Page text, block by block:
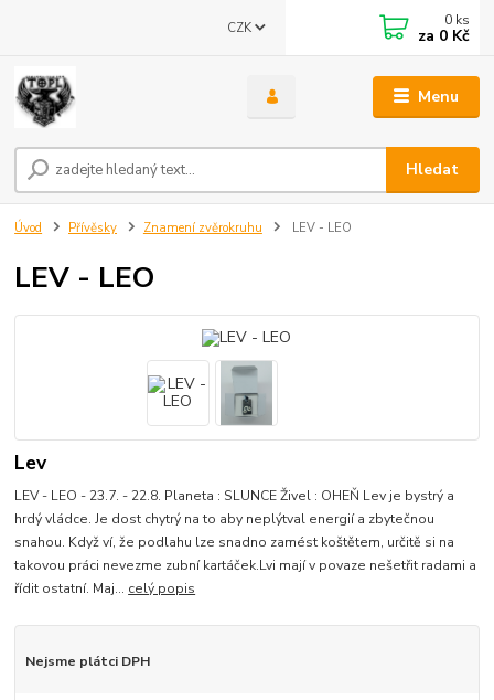
Menu
CZK
Hledat
0 ks
za 0 Kč
Úvod Přívěsky Znamení zvěrokruhu LEV - LEO
LEV - LEO
Lev
LEV - LEO - 23.7. - 22.8. Planeta : SLUNCE Živel : OHEŇ Lev je bystrý a
hrdý vládce. Je dost chytrý na to aby neplýtval energií a zbytečnou
snahou. Když ví, že podlahu lze snadno zamést koštětem, určitě si na
takovou práci nevezme zubní kartáček.Lvi mají v povaze nešetřit radami a
řídit ostatní. Maj... celý popis
Nejsme plátci DPH